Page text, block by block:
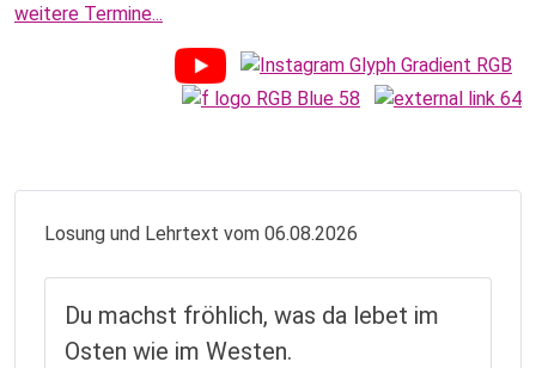
weitere Termine...
Losung und Lehrtext vom 06.08.2026
Du machst fröhlich, was da lebet im
Osten wie im Westen.